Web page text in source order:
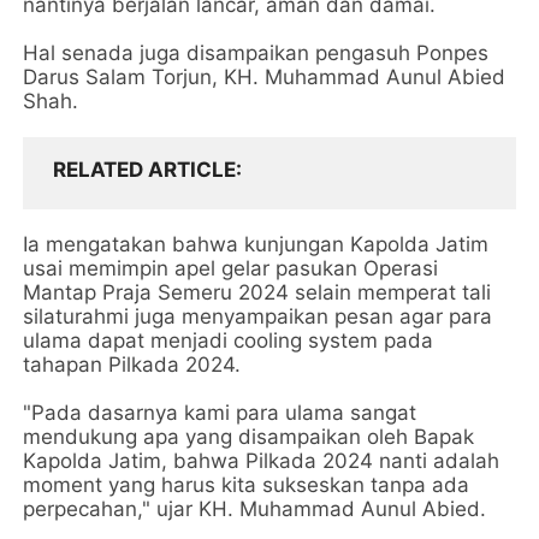
nantinya berjalan lancar, aman dan damai.
Hal senada juga disampaikan pengasuh Ponpes
Darus Salam Torjun, KH. Muhammad Aunul Abied
Shah.
RELATED ARTICLE
Ia mengatakan bahwa kunjungan Kapolda Jatim
usai memimpin apel gelar pasukan Operasi
Mantap Praja Semeru 2024 selain memperat tali
silaturahmi juga menyampaikan pesan agar para
ulama dapat menjadi cooling system pada
tahapan Pilkada 2024.
"Pada dasarnya kami para ulama sangat
mendukung apa yang disampaikan oleh Bapak
Kapolda Jatim, bahwa Pilkada 2024 nanti adalah
moment yang harus kita sukseskan tanpa ada
perpecahan," ujar KH. Muhammad Aunul Abied.